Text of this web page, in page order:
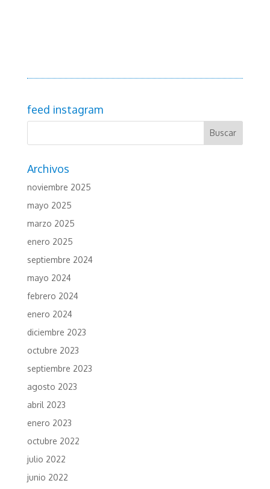
feed instagram
Archivos
noviembre 2025
mayo 2025
marzo 2025
enero 2025
septiembre 2024
mayo 2024
febrero 2024
enero 2024
diciembre 2023
octubre 2023
septiembre 2023
agosto 2023
abril 2023
enero 2023
octubre 2022
julio 2022
junio 2022